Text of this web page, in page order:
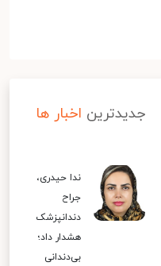
جدیدترین اخبار ها
ندا حیدری،
جراح
دندانپزشک
هشدار داد؛
بی‌دندانی